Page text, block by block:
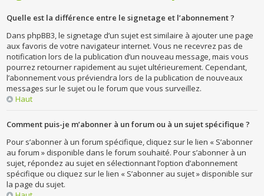
Quelle est la différence entre le signetage et l’abonnement ?
Dans phpBB3, le signetage d’un sujet est similaire à ajouter une page
aux favoris de votre navigateur internet. Vous ne recevrez pas de
notification lors de la publication d’un nouveau message, mais vous
pourrez retourner rapidement au sujet ultérieurement. Cependant,
l’abonnement vous préviendra lors de la publication de nouveaux
messages sur le sujet ou le forum que vous surveillez.
Haut
Comment puis-je m’abonner à un forum ou à un sujet spécifique ?
Pour s’abonner à un forum spécifique, cliquez sur le lien « S’abonner
au forum » disponible dans le forum souhaité. Pour s’abonner à un
sujet, répondez au sujet en sélectionnant l’option d’abonnement
spécifique ou cliquez sur le lien « S’abonner au sujet » disponible sur
la page du sujet.